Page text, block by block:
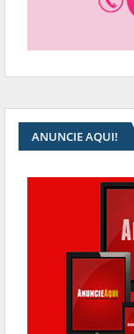
ANUNCIE AQUI!